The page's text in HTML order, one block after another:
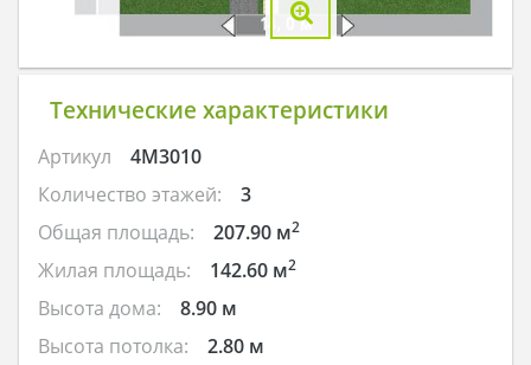
Технические характеристики
Артикул
4M3010
Количество этажей:
3
Общая площадь:
207.90 м2
Жилая площадь: 142.60 м2
Высота дома:
8.90 м
Высота потолка:
2.80 м